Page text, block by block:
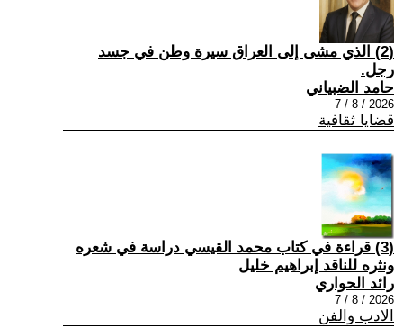
(2) الذي مشى إلى العراق سيرة وطن في جسد
رجل.
حامد الضبياني
2026 / 8 / 7
قضايا ثقافية
(3) قراءة في كتاب محمد القيسي دراسة في شعره
ونثره للناقد إبراهيم خليل
رائد الحواري
2026 / 8 / 7
الادب والفن